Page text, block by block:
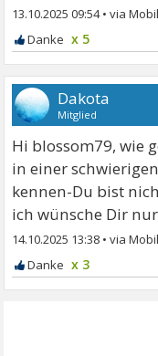
13.10.2025 09:54•
x 5
Dakota
Mitglied
Hi blossom79, wie
in einer
kennen-Du bist
ich wünsche Dir
14.10.2025 13:38 •
x 3